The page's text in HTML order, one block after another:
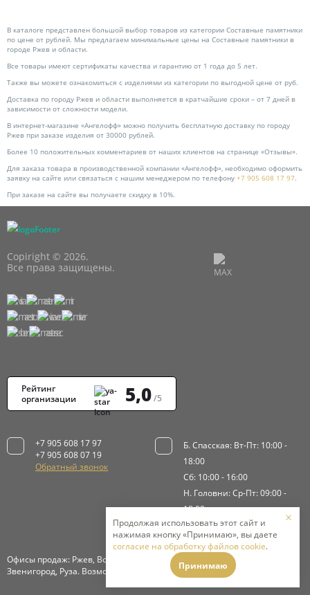
В каталоге представлен большой выбор товаров из категории Составные памятники
по цене от рублей. Мы предлагаем минимальные цены на Составные памятники в
городе Ржев и области.
Все товары имеют сертификаты качества и гарантию от 1 года до 5 лет.
Также вы можете ознакомиться с изделиями из категории по выгодной цене от руб.
Доставка по городу Ржев и области выполняется в кратчайшие сроки – от 7 дней в
зависимости от сложности модели.
В интернет-магазине «Ангелофф» можно получить бесплатную доставку по городу
Ржев при заказе изделия от 30000 рублей.
Более 10 положительных комментариев от наших клиентов на странице «Отзывы».
Для заказа товара в производственной компании «Ангелофф», необходимо оформить
заявку на сайте или связаться с нашим менеджером по телефону +7 905 608 17 97.
При заказе на сайте вы получаете скидку в 10%.
Продолжая использовать этот сайт и
нажимая кнопку «Принимаю», вы даете
согласие на обработку файлов cookie.
Принимаю
Copiright © 2026.
Все права защищены.
Рейтинг
организации
5,0/5
+7 905 608 17 97
+7 905 608 07 19
Обратный звонок
Б. Спасская: Вт-Пт: 10:00 -
18:00
Сб: 10:00 - 16:00
Н. Головни: Ср-Пт: 09:00 -
18:00
Сб-Вс: 9:00 - 15:00
Офисы продаж: Ржев, Волоколамск, Истра, Клинский район,
Звенигород, Руза. Возможна доставка в Москву